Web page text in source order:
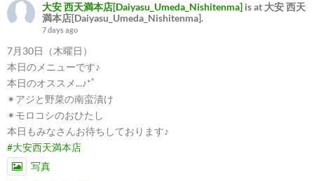
大安 西天満本店[Daiyasu_Umeda_Nishitenma] is at 大安 西天
満本店[Daiyasu_Umeda_Nishitenma].
7 days ago
7月30日（木曜日）
本日のメニューです♪
本日のオススメ...♪*ﾟ
✴︎アジと野菜の南蛮漬け
✴︎モロコシのおひたし
本日もみなさんお待ちしております♪
#大安西天満本店
写真